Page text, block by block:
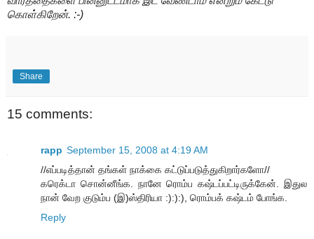
கொள்கிறேன். :-)
Share
15 comments:
rapp September 15, 2008 at 4:19 AM
//எப்படித்தான் தங்கள் நாக்கை கட்டுப்படுத்துகிறார்களோ//
கரெக்டா சொன்னீங்க. நானே ரொம்ப கஷ்டப்பட்டிருக்கேன். இதுல
நான் வேற குடும்ப (இ)ஸ்திரியா :):):), ரொம்பக் கஷ்டம் போங்க.
Reply